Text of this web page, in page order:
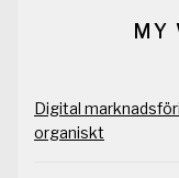
MY
Digital
organiskt